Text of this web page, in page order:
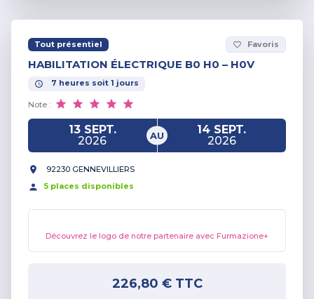
Tout présentiel favorite_border Favoris
HABILITATION ÉLECTRIQUE B0 H0 – H0V
7 heures soit 1 jours
Note :
13 SEPT.
2026
AU
14 SEPT.
2026
92230 GENNEVILLIERS
5 places disponibles
Découvrez le logo de notre partenaire avec Furmazione+
226,80 €TTC